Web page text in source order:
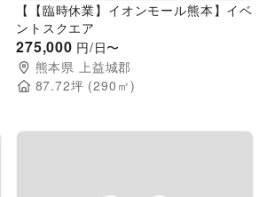
【【臨時休業】イオンモール熊本】イベ
ントスクエア
275,000 円/日〜
熊本県 上益城郡
87.72坪 (290 ㎡)